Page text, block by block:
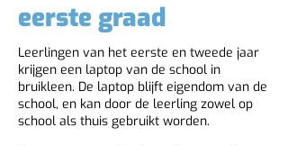
eerste graad
Leerlingen van het eerste en tweede jaar
krijgen een laptop van de school in
bruikleen. De laptop blijft eigendom van de
school, en kan door de leerling zowel op
school als thuis gebruikt worden.